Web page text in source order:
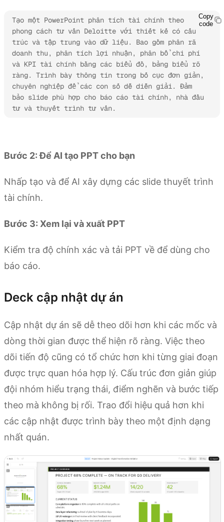
Tạo một PowerPoint phân tích tài chính theo
phong cách tư vấn Deloitte với thiết kế có cấu
trúc và tập trung vào dữ liệu. Bao gồm phân rã
doanh thu, phân tích lợi nhuận, phân bổ chi phí
và KPI tài chính bằng các biểu đồ, bảng biểu rõ
ràng. Trình bày thông tin trong bố cục đơn giản,
chuyên nghiệp để các con số dễ diễn giải. Đảm
bảo slide phù hợp cho báo cáo tài chính, nhà đầu
tư và thuyết trình tư vấn.
Copy
code
Bước 2: Để AI tạo PPT cho bạn
Nhấp tạo và để AI xây dựng các slide thuyết trình
tài chính.
Bước 3: Xem lại và xuất PPT
Kiểm tra độ chính xác và tải PPT về để dùng cho
báo cáo.
Deck cập nhật dự án
Cập nhật dự án sẽ dễ theo dõi hơn khi các mốc và
dòng thời gian được thể hiện rõ ràng. Việc theo
dõi tiến độ cũng có tổ chức hơn khi từng giai đoạn
được trực quan hóa hợp lý. Cấu trúc đơn giản giúp
đội nhóm hiểu trạng thái, điểm nghẽn và bước tiếp
theo mà không bị rối. Trao đổi hiệu quả hơn khi
các cập nhật được trình bày theo một định dạng
nhất quán.